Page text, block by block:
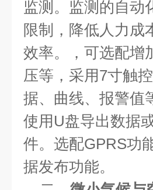
监测。监测的自动
限制，降低人力成
效率。，可选配增
压等，采用7寸触
据、曲线、报警值
使用 U盘导出数据
件。选配GPRS功
据发布功能。